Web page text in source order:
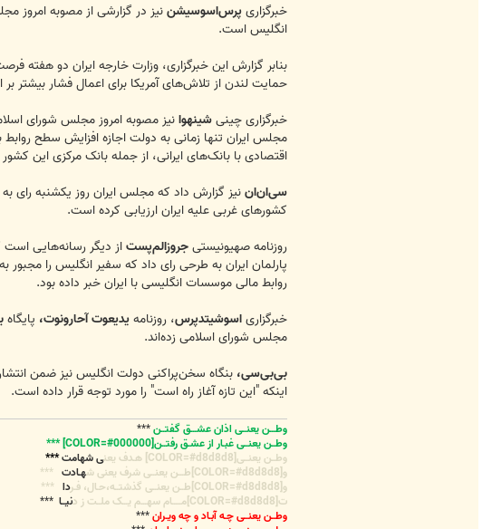
خبرگزاریپرس‌اسوسیشننیز در گزارشی از مصوبه امروز
انگلیس است.
بنابر گزارش این خبرگزاری، وزارت خارجه ایران دو هفته
حمایت لندن از تلاش‌های آمریکا برای اعمال فشار بیشتر
خبرگزاری چینیشینهوانیز مصوبه امروز مجلس شورای
مجلس ایران تنها زمانی به دولت اجازه افزایش سطح
اقتصادی با بانک‌های ایرانی، از جمله بانک مرکزی این
سی‌ان‌اننیز گزارش داد که مجلس ایران روز یکشنبه رای
کشورهای غربی علیه ایران ارزیابی کرده است.
روزنامه صهیونیستیجروزالم‌پستاز دیگر رسانه‌هایی
پارلمان ایران به طرحی رای داد که سفیر انگلیس را مجبور
روابط مالی موسسات انگلیسی با ایران خبر داده بود.
خبرگزاریاسوشیتدپرس، روزنامهیدیعوت آحارونوت، پایگاه
مجلس شورای اسلامی زده‌اند.
بی‌بی‌سی،
اینکه "این تازه آغاز راه است" را مورد توجه قرار داده است.
وطـــن یعنــی اذان عشـــق گفتــن***
وطــن یعنــی غبـار از عشـق رفتــن[COLOR=#000000] ***
وطــن یعنــی[COLOR=#d8d8d8] هـدف یعن
ی شهامت***
و[COLOR=#d8d8d8]طـــن یعنــی شرف یعنی ش
هـادت ***
و[COLOR=#d8d8d8]طــن یعنــی گذشتــه،حـال، فـر
دا ***
ت[COLOR=#d8d8d8]مـــــام سهـــم یـــک ملــت ز د
نیــا ***
وطــن یعنــی چـه آبـاد و چه ویـران***